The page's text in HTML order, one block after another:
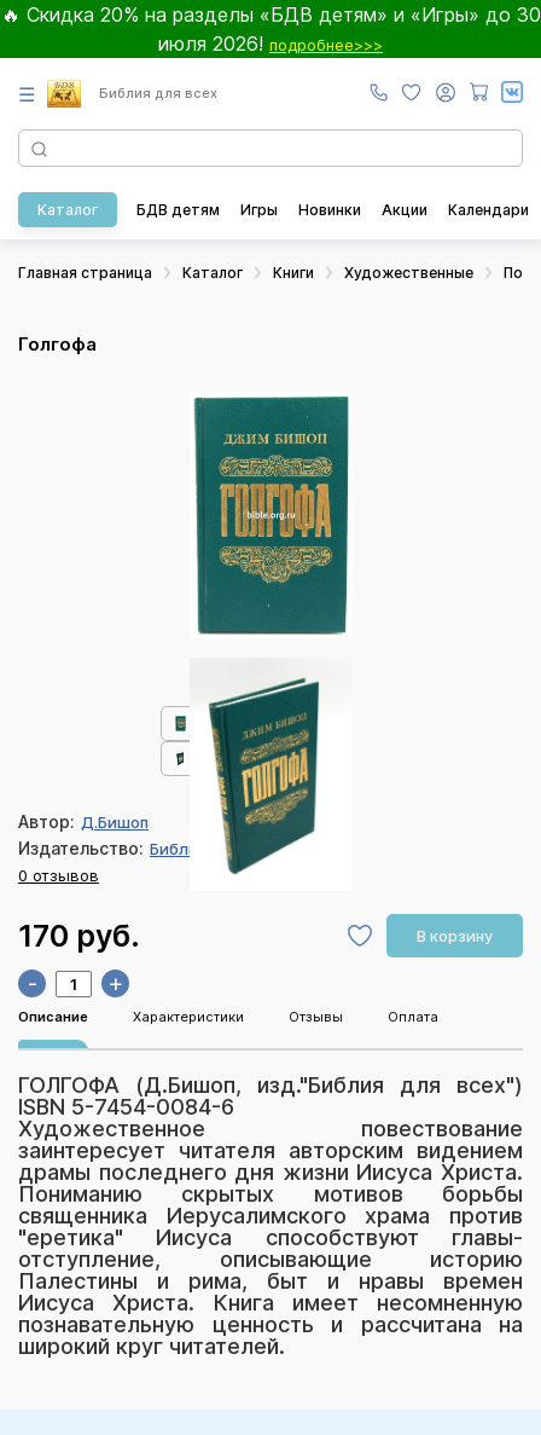
🔥 Скидка 20% на разделы «БДВ детям» и «Игры» до 30
июля 2026! подробнее>>>
☰ Библия для всех
Каталог БДВ детям Игры Новинки Акции Календари
Главная страница Каталог Книги Художественные
Голгофа
Автор: Д.Бишоп
Издательство: Библия для всех
0 отзывов
170 руб. В корзину
- +
Описание Характеристики Отзывы Оплата
ГОЛГОФА (Д.Бишоп, изд."Библия для всех")
ISBN 5-7454-0084-6
Художественное повествование
заинтересует читателя авторским видением
драмы последнего дня жизни Иисуса Христа.
Пониманию скрытых мотивов борьбы
священника Иерусалимского храма против
"еретика" Иисуса способствуют главы-
отступление, описывающие историю
Палестины и рима, быт и нравы времен
Иисуса Христа. Книга имеет несомненную
познавательную ценность и рассчитана на
широкий круг читателей.